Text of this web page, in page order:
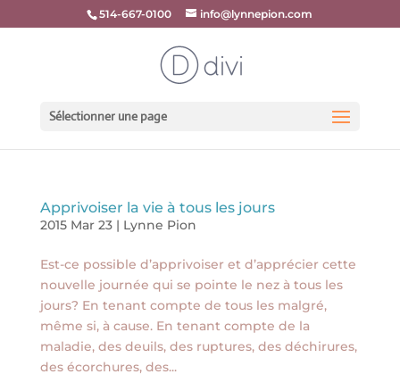
514-667-0100 info@lynnepion.com
Sélectionner une page
Apprivoiser la vie à tous les jours
2015 Mar 23| Lynne Pion
Est-ce possible d’apprivoiser et d’apprécier cette
nouvelle journée qui se pointe le nez à tous les
jours? En tenant compte de tous les malgré,
même si, à cause. En tenant compte de la
maladie, des deuils, des ruptures, des déchirures,
des écorchures, des...